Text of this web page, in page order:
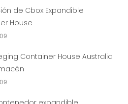
de Cbox Expandible
House
09
Container House Australia
09